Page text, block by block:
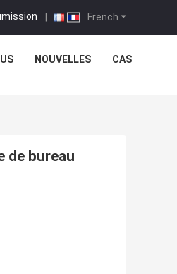
French
|
NOUVELLES CAS
de bureau